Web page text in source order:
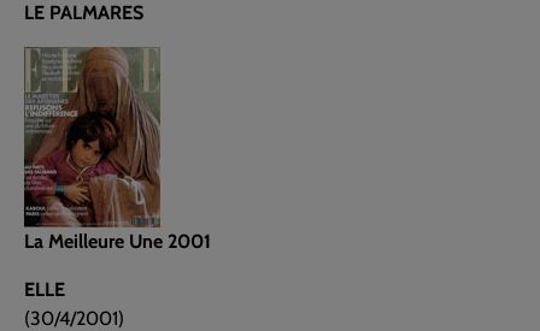
LE PALMARES
La Meilleure Une 2001
ELLE
(30/4/2001)